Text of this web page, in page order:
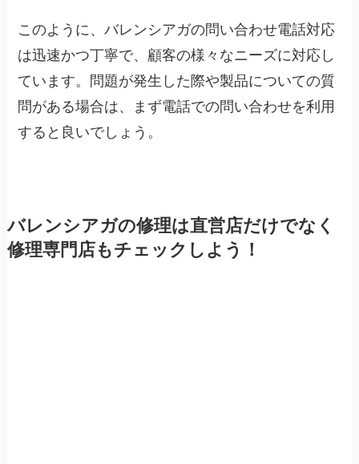
このように、バレンシアガの問い合わせ電話対応
は迅速かつ丁寧で、顧客の様々なニーズに対応し
ています。問題が発生した際や製品についての質
問がある場合は、まず電話での問い合わせを利用
すると良いでしょう。
バレンシアガの修理は直営店だけでなく
修理専門店もチェックしよう！